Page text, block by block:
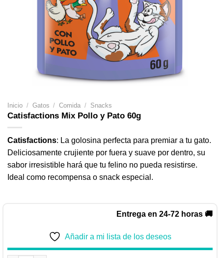
Inicio / Gatos / Comida / Snacks
Catisfactions Mix Pollo y Pato 60g
Catisfactions: La golosina perfecta para premiar a tu gato.
Deliciosamente crujiente por fuera y suave por dentro, su
sabor irresistible hará que tu felino no pueda resistirse.
Ideal como recompensa o snack especial.
Entrega en 24-72 horas 🚚
Añadir a mi lista de los deseos